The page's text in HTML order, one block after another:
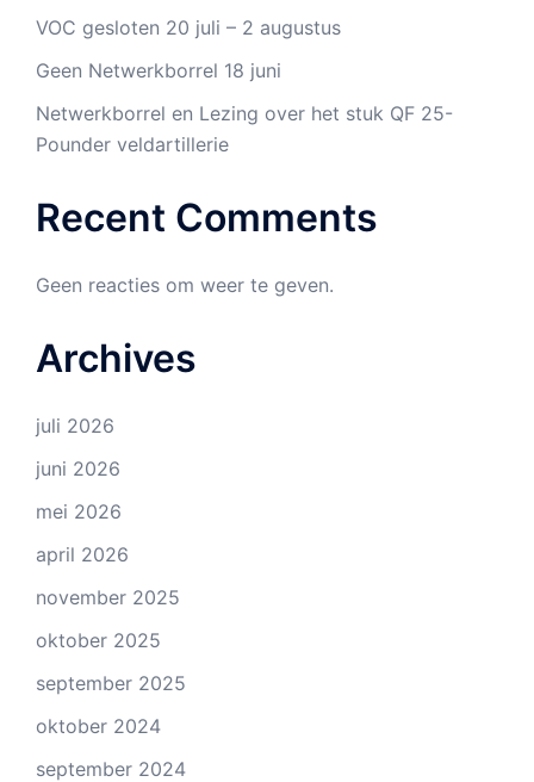
VOC gesloten 20 juli – 2 augustus
Geen Netwerkborrel 18 juni
Netwerkborrel en Lezing over het stuk QF 25-
Pounder veldartillerie
Recent Comments
Geen reacties om weer te geven.
Archives
juli 2026
juni 2026
mei 2026
april 2026
november 2025
oktober 2025
september 2025
oktober 2024
september 2024